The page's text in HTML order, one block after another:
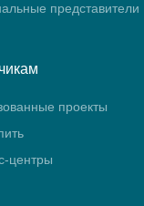
представители
проекты
центры